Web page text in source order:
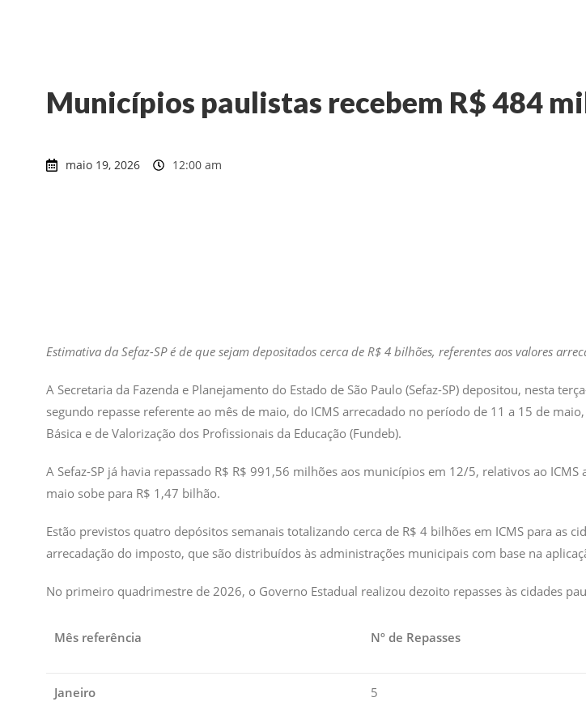
Municípios paulistas recebem R$ 484
maio 19, 2026 12:00 am
Estimativa da Sefaz-SP é de que sejam depositados cerca de R$ 4 bilhões, referentes aos valores
A Secretaria da Fazenda e Planejamento do Estado de São Paulo (Sefaz-SP) depositou, nesta
segundo repasse referente ao mês de maio, do ICMS arrecadado no período de 11 a 15 de
Básica e de Valorização dos Profissionais da Educação (Fundeb).
A Sefaz-SP já havia repassado R$ R$ 991,56 milhões aos municípios em 12/5, relativos ao
maio sobe para R$ 1,47 bilhão.
Estão previstos quatro depósitos semanais totalizando cerca de R$ 4 bilhões em ICMS para as
arrecadação do imposto, que são distribuídos às administrações municipais com base na
No primeiro quadrimestre de 2026, o Governo Estadual realizou dezoito repasses às cidades
Mês referência Nº de Repasses
Janeiro 5